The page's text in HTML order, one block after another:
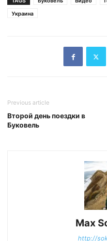
Украина
Previous article
Второй день поездки в
Буковель
Max
http://